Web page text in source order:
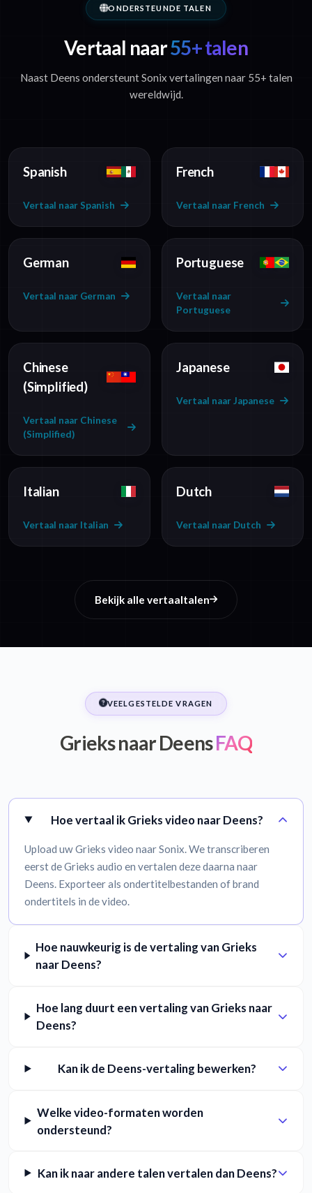
ONDERSTEUNDE TALEN
Vertaal naar55+ talen
Naast Deens ondersteunt Sonix vertalingen naar 55+ talen
wereldwijd.
Spanish
Vertaal naar Spanish
French
Vertaal naar French
German
Vertaal naar German
Portuguese
Vertaal naar
Portuguese
Chinese
(Simplified)
Vertaal naar Chinese
(Simplified)
Japanese
Vertaal naar Japanese
Italian
Vertaal naar Italian
Dutch
Vertaal naar Dutch
Bekijk alle vertaaltalen
VEELGESTELDE VRAGEN
Grieks naar DeensFAQ
Hoe vertaal ik Grieks video naar Deens?
Upload uw Grieks video naar Sonix. We transcriberen
eerst de Grieks audio en vertalen deze daarna naar
Deens. Exporteer als ondertitelbestanden of brand
ondertitels in de video.
Hoe nauwkeurig is de vertaling van Grieks
naar Deens?
Hoe lang duurt een vertaling van Grieks naar
Deens?
Kan ik de Deens-vertaling bewerken?
Welke video-formaten worden
ondersteund?
Kan ik naar andere talen vertalen dan Deens?